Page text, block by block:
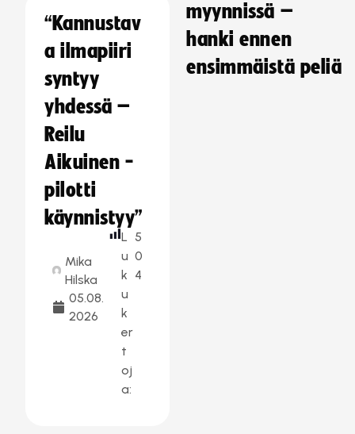
“Kannustav
a ilmapiiri
syntyy
yhdessä –
Reilu
Aikuinen -
pilotti
käynnistyy”
Mika
Hilska
05.08.
2026
L
u
k
u
k
er
t
oj
a:
5
0
4
myynnissä –
hanki ennen
ensimmäistä peliä